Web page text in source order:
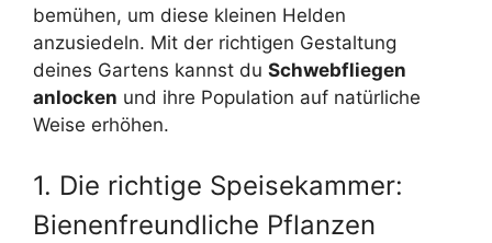
bemühen, um diese kleinen Helden
anzusiedeln. Mit der richtigen Gestaltung
deines Gartens kannst du Schwebfliegen
anlocken und ihre Population auf natürliche
Weise erhöhen.
1. Die richtige Speisekammer:
Bienenfreundliche Pflanzen